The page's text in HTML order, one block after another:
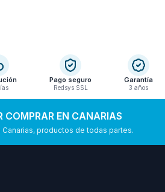
Pago seguro
Redsys SSL
Garantía
3 años
COMPRAR EN CANARIAS
Canarias, productos de todas partes.